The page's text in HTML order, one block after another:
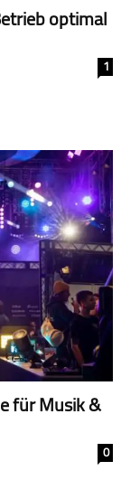
optimal
1
für Musik &
0